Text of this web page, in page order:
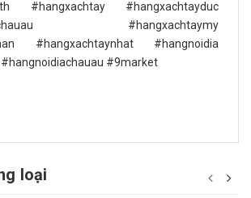
#hangxachtay #hangxachtayduc
#hangxachtaymy
#hangxachtaynhat #hangnoidia
#9market
loại